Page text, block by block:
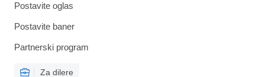
Postavite oglas
Postavite baner
Partnerski program
Za dilere